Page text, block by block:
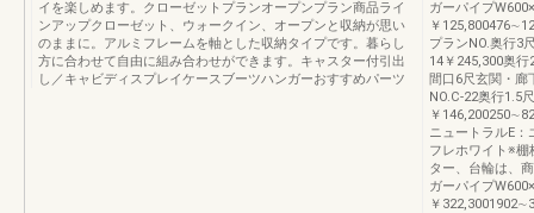
イを楽しめます。クローゼットプランオープンプラン商品ライ
ンアップクローゼット、ウォークイン、オープンと収納が思い
のままに。アルミフレームを軸とした収納タイプです。暮らし
方に合わせて自由に組み合わせができます。キャスター付引出
し／キャビディスプレイケースブーツハンガーおすすめパーツ
ガーパイプ
￥
プランNO.奥行3
14￥245,300奥
間口6尺玄関・廊
NO.C-22奥行1.5
￥
ニュートラルE
フレホワイト※棚
ター、台輪は、
ガーパイプ
￥